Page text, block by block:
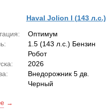
Haval Jolion I (143 л.с.)
Оптимум
1.5 (143 л.с.) Бензин
Робот
2026
Внедорожник 5 дв.
Черный